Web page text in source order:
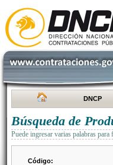
DNCP
Búsqueda de
Puede ingresar varias palabras
Código: